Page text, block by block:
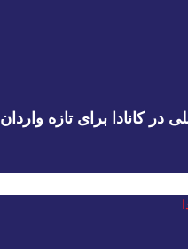
کانادا برای تازه واردان